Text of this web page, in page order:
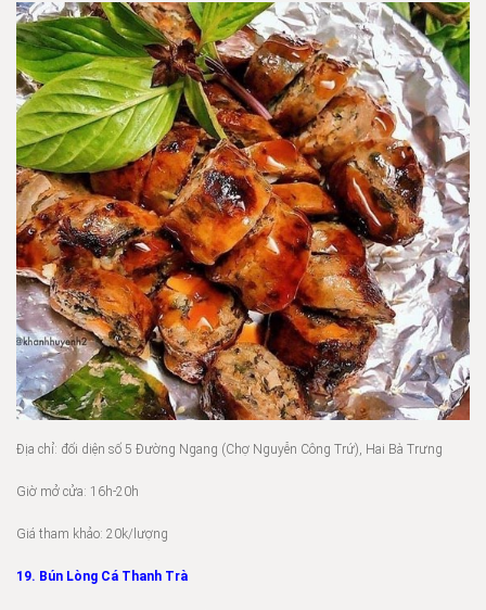
Địa chỉ: đối diện số 5 Đường Ngang (Chợ Nguyễn Công Trứ), Hai Bà Trưng
Giờ mở cửa: 16h-20h
Giá tham khảo: 20k/lượng
19. Bún Lòng Cá Thanh Trà